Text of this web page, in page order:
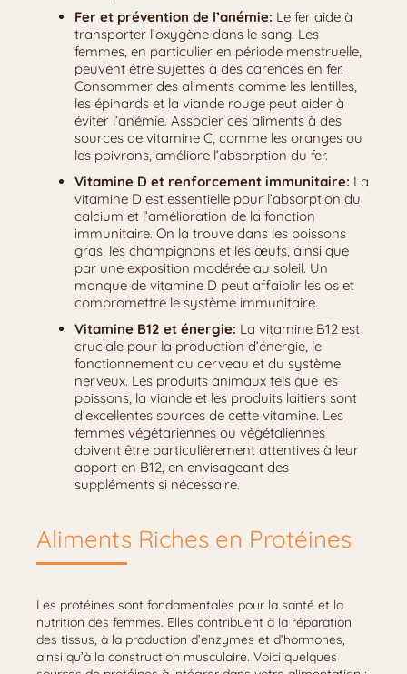
Fer et prévention de l’anémie: Le fer aide à
transporter l’oxygène dans le sang. Les
femmes, en particulier en période menstruelle,
peuvent être sujettes à des carences en fer.
Consommer des aliments comme les lentilles,
les épinards et la viande rouge peut aider à
éviter l’anémie. Associer ces aliments à des
sources de vitamine C, comme les oranges ou
les poivrons, améliore l’absorption du fer.
Vitamine D et renforcement immunitaire: La
vitamine D est essentielle pour l’absorption du
calcium et l’amélioration de la fonction
immunitaire. On la trouve dans les poissons
gras, les champignons et les œufs, ainsi que
par une exposition modérée au soleil. Un
manque de vitamine D peut affaiblir les os et
compromettre le système immunitaire.
Vitamine B12 et énergie: La vitamine B12 est
cruciale pour la production d’énergie, le
fonctionnement du cerveau et du système
nerveux. Les produits animaux tels que les
poissons, la viande et les produits laitiers sont
d’excellentes sources de cette vitamine. Les
femmes végétariennes ou végétaliennes
doivent être particulièrement attentives à leur
apport en B12, en envisageant des
suppléments si nécessaire.
Aliments Riches en Protéines
Les protéines sont fondamentales pour la santé et la
nutrition des femmes. Elles contribuent à la réparation
des tissus, à la production d’enzymes et d’hormones,
ainsi qu’à la construction musculaire. Voici quelques